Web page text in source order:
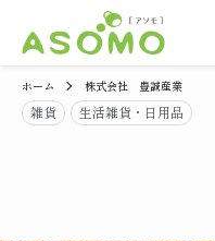
ホーム 株式会社 豊誠産業
雑貨 生活雑貨・日用品